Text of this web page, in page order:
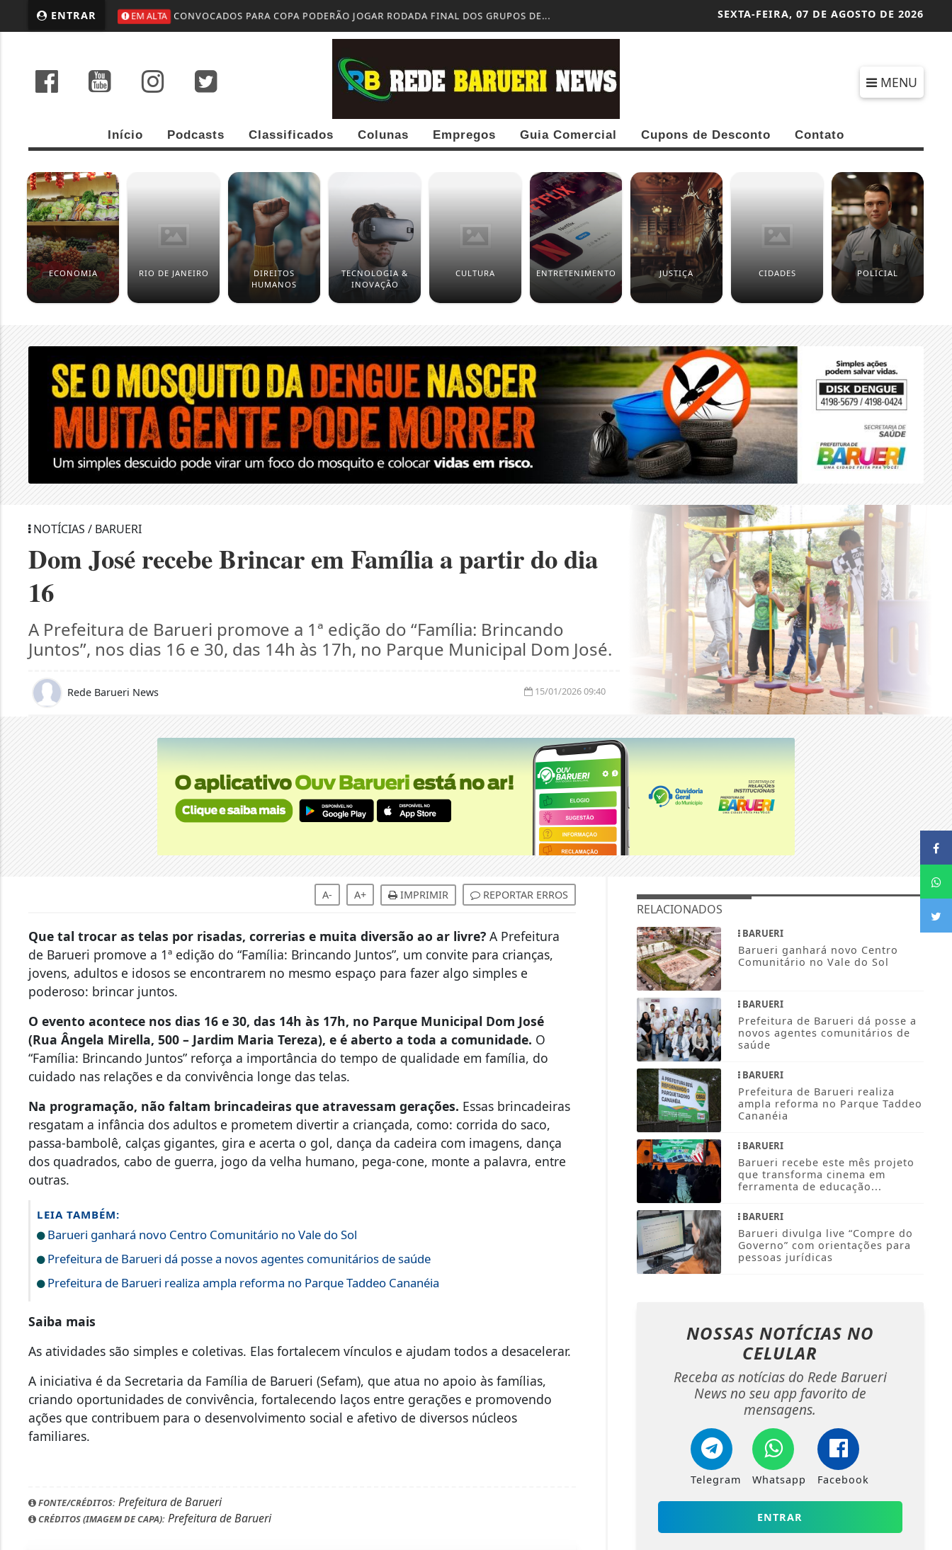
ENTRAR EM ALTA CONVOCADOS PARA COPA PODERÃO JOGAR RODADA FINAL DOS GRUPOS DE... SEXTA-FEIRA, 07 DE AGOSTO DE 2026
MENU
Início Podcasts Classificados Colunas Empregos Guia Comercial Cupons de Desconto Contato
ECONOMIA RIO DE JANEIRO
DIREITOS
HUMANOS
TECNOLOGIA &
INOVAÇÃO
CULTURA ENTRETENIMENTO JUSTIÇA CIDADES POLICIAL
NOTÍCIAS / BARUERI
Dom José recebe Brincar em Família a partir do dia
16
A Prefeitura de Barueri promove a 1ª edição do “Família: Brincando
Juntos”, nos dias 16 e 30, das 14h às 17h, no Parque Municipal Dom José.
Rede Barueri News 15/01/2026 09:40
A- A+ IMPRIMIR REPORTAR ERROS
Que tal trocar as telas por risadas, correrias e muita diversão ao ar livre? A Prefeitura
de Barueri promove a 1ª edição do “Família: Brincando Juntos”, um convite para crianças,
jovens, adultos e idosos se encontrarem no mesmo espaço para fazer algo simples e
poderoso: brincar juntos.
O evento acontece nos dias 16 e 30, das 14h às 17h, no Parque Municipal Dom José
(Rua Ângela Mirella, 500 – Jardim Maria Tereza), e é aberto a toda a comunidade. O
“Família: Brincando Juntos” reforça a importância do tempo de qualidade em família, do
cuidado nas relações e da convivência longe das telas.
Na programação, não faltam brincadeiras que atravessam gerações. Essas brincadeiras
resgatam a infância dos adultos e prometem divertir a criançada, como: corrida do saco,
passa-bambolê, calças gigantes, gira e acerta o gol, dança da cadeira com imagens, dança
dos quadrados, cabo de guerra, jogo da velha humano, pega-cone, monte a palavra, entre
outras.
LEIA TAMBÉM:
Barueri ganhará novo Centro Comunitário no Vale do Sol
Prefeitura de Barueri dá posse a novos agentes comunitários de saúde
Prefeitura de Barueri realiza ampla reforma no Parque Taddeo Cananéia
Saiba mais
As atividades são simples e coletivas. Elas fortalecem vínculos e ajudam todos a desacelerar.
A iniciativa é da Secretaria da Família de Barueri (Sefam), que atua no apoio às famílias,
criando oportunidades de convivência, fortalecendo laços entre gerações e promovendo
ações que contribuem para o desenvolvimento social e afetivo de diversos núcleos
familiares.
FONTE/CRÉDITOS: Prefeitura de Barueri
CRÉDITOS (IMAGEM DE CAPA): Prefeitura de Barueri
RELACIONADOS
BARUERI
Barueri ganhará novo Centro
Comunitário no Vale do Sol
BARUERI
Prefeitura de Barueri dá posse a
novos agentes comunitários de
saúde
BARUERI
Prefeitura de Barueri realiza
ampla reforma no Parque Taddeo
Cananéia
BARUERI
Barueri recebe este mês projeto
que transforma cinema em
ferramenta de educação...
BARUERI
Barueri divulga live “Compre do
Governo” com orientações para
pessoas jurídicas
NOSSAS NOTÍCIAS NO
CELULAR
Receba as notícias do Rede Barueri
News no seu app favorito de
mensagens.
Telegram Whatsapp Facebook
ENTRAR